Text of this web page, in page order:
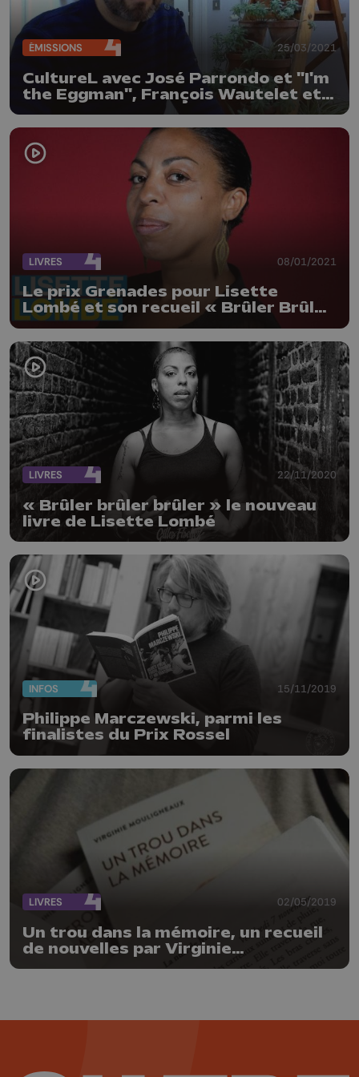
ÉMISSIONS 25/03/2021
CultureL avec José Parrondo et "I'm
the Eggman", François Wautelet et
Art au Centre
LIVRES 08/01/2021
Le prix Grenades pour Lisette
Lombé et son recueil « Brûler Brûler
Brûler »
LIVRES 22/11/2020
« Brûler brûler brûler » le nouveau
livre de Lisette Lombé
INFOS 15/11/2019
Philippe Marczewski, parmi les
finalistes du Prix Rossel
LIVRES 02/05/2019
Un trou dans la mémoire, un recueil
de nouvelles par Virginie
Mouligneaux